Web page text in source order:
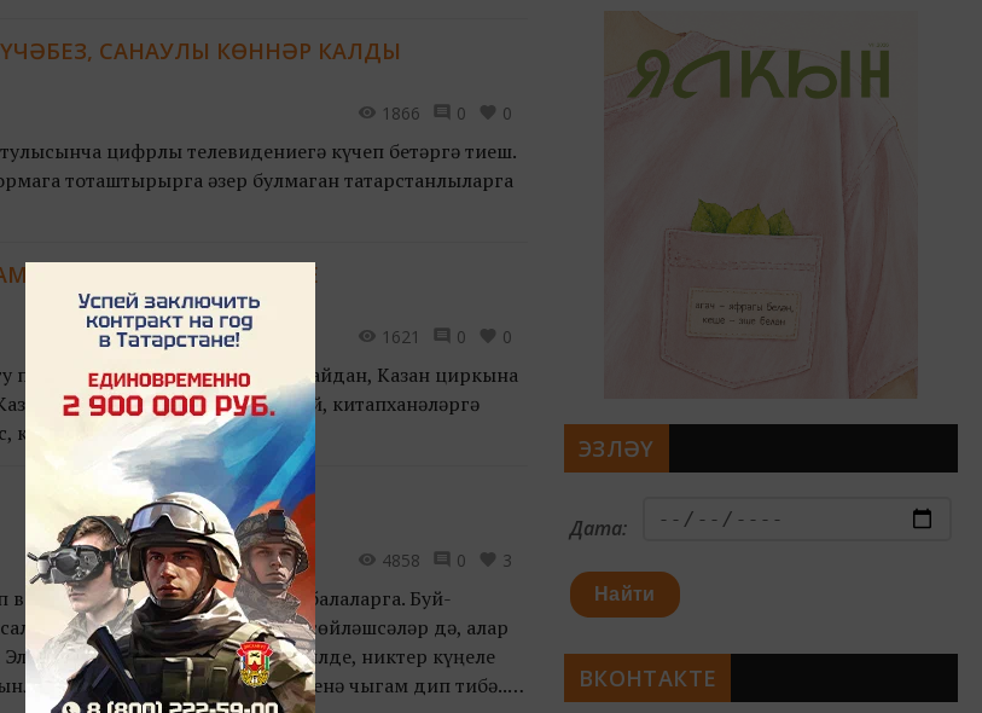
САНАУЛЫ КӨННӘР КАЛДЫ
1866 0 0
цифрлы телевидениегә күчеп бетәргә тиеш.
тоташтырырга әзер булмаган татарстанлыларга
СТАРТ БИРЕЛДЕ
1621 0 0
проекты башланып китте. Бу уңайдан, Казан циркына
укучылары өчен театр, музей, китапханәләргә
квестлар узды.
4858 0 3
калмады балаларга. Әйе, балаларга. Буй-
да, үзләренчә бик "зурдан" сөйләшсәләр дә, алар
бүген мәктәпкә алдарак килде, никтер күңеле
йөрәге күкрәктән менә-менә чыгам дип тибә...
ЭЗЛӘҮ
Дата:
Найти
ВКОНТАКТЕ